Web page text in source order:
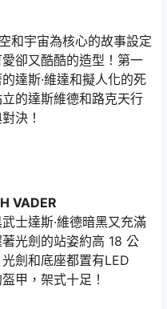
和宇宙為核心的故事設定
卻又酷酷的造型！第一
達斯·維達和擬人化的死
的達斯維德和路克天行
決！
VADER
士達斯·維德暗黑又充滿
光劍的站姿約高 18 公
劍和底座都置有LED
甲，架式十足！